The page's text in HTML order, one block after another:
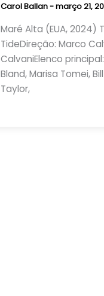
Carol Ballan-março 21,
Maré Alta (EUA, 2024)
TideDireção: Marco
CalvaniElenco
Bland, Marisa Tomei,
Taylor,